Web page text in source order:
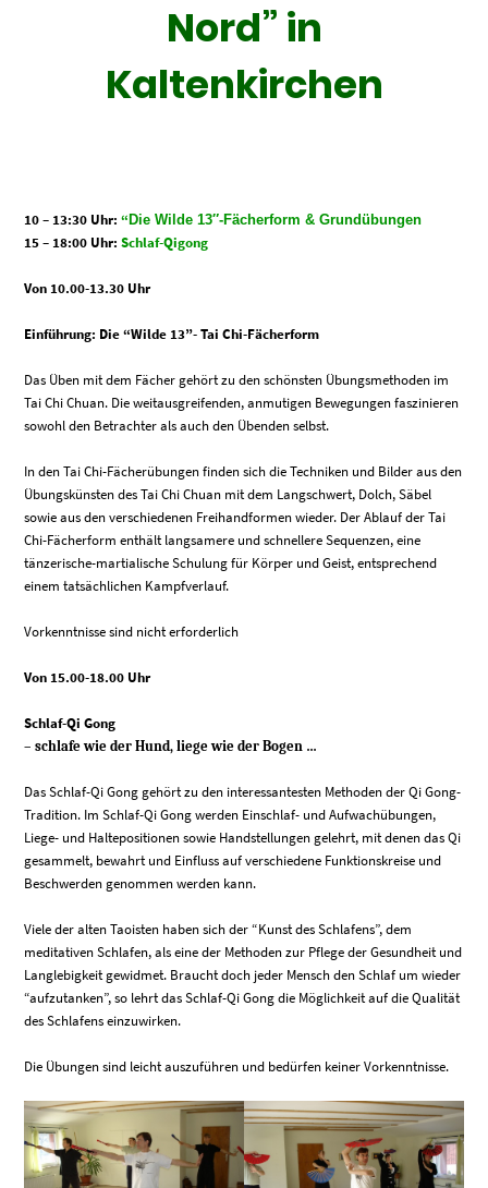
Nord” in
Kaltenkirchen
10 – 13:30 Uhr:“Die Wilde 13″-Fächerform & Grundübungen
15 – 18:00 Uhr:Schlaf-Qigong
Von 10.00-13.30 Uhr
Einführung: Die “Wilde 13”- Tai Chi-Fächerform
Das Üben mit dem Fächer gehört zu den schönsten Übungsmethoden im
Tai Chi Chuan. Die weitausgreifenden, anmutigen Bewegungen faszinieren
sowohl den Betrachter als auch den Übenden selbst.
In den Tai Chi-Fächerübungen finden sich die Techniken und Bilder aus den
Übungskünsten des Tai ChiChuan mit dem Langschwert, Dolch, Säbel
sowie aus den verschiedenen Freihandformen wieder. Der Ablauf der Tai
Chi-Fächerform enthält langsamere und schnellere Sequenzen, eine
tänzerische-martialische Schulung für Körper und Geist, entsprechend
einem tatsächlichen Kampfverlauf.
Vorkenntnisse sind nicht erforderlich
Von 15.00-18.00 Uhr
Schlaf-Qi Gong
– schlafe wie der Hund, liege wie der Bogen …
Das Schlaf-Qi Gong gehört zu den interessantesten Methoden der Qi Gong-
Tradition. Im Schlaf-Qi Gong werden Einschlaf- und Aufwachübungen,
Liege- und Haltepositionen sowie Handstellungen gelehrt, mit denen das Qi
gesammelt, bewahrt und Einfluss auf verschiedene Funktionskreise und
Beschwerden genommen werden kann.
Viele der alten Taoisten haben sich der “Kunst des Schlafens”, dem
meditativen Schlafen, als eine der Methoden zur Pflege der Gesundheit und
Langlebigkeit gewidmet. Braucht doch jeder Mensch den Schlaf um wieder
“aufzutanken”, so lehrt das Schlaf-Qi Gong die Möglichkeit auf die Qualität
des Schlafens einzuwirken.
Die Übungen sind leicht auszuführen und bedürfen keiner Vorkenntnisse.